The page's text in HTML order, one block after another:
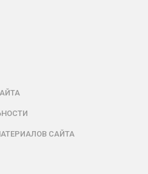
САЙТА